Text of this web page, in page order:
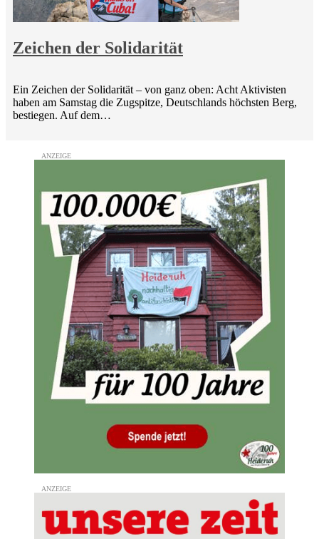
Zeichen der Solidarität
Ein Zeichen der Solidarität – von ganz oben: Acht Aktivisten
haben am Samstag die Zugspitze, Deutschlands höchsten Berg,
bestiegen. Auf dem…